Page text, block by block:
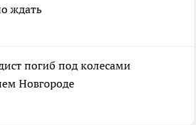
ждать
погиб под колесами
Новгороде